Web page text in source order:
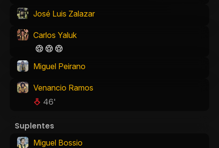
José Luis Zalazar
Carlos Yaluk
Miguel Peirano
Venancio Ramos
46'
Suplentes
Miguel Bossio